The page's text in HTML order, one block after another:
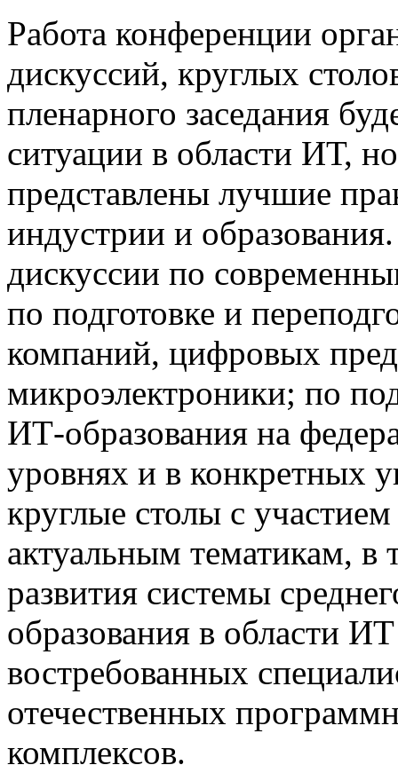
Работа конференции
дискуссий, круглых
пленарного заседания
ситуации в области ИТ,
представлены лучшие
индустрии и
дискуссии по
по подготовке и
компаний, цифровых
микроэлектроники; по
ИТ-образования на
уровнях и в конкретных
круглые столы с
актуальным тематикам, в
развития системы
образования в области
востребованных
отечественных
комплексов.